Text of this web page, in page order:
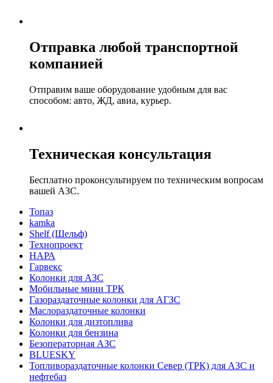
Отправка любой транспортной
компанией
Отправим ваше оборудование удобным для вас
способом: авто, ЖД, авиа, курьер.
Техническая консультация
Бесплатно проконсультируем по техническим вопросам
вашей АЗС.
Топаз
kamka
Shelf (Шельф)
Технопроект
НАРА
Гарвекс
Колонки для АЗС
Мобильные мини ТРК
Газораздаточные колонки для АГЗС
Маслораздаточные колонки
Колонки для дизтоплива
Колонки для бензина
Безоператорная АЗС
BLUESKY
Топливораздаточные колонки Север (ТРК) для АЗС и
нефтебаз